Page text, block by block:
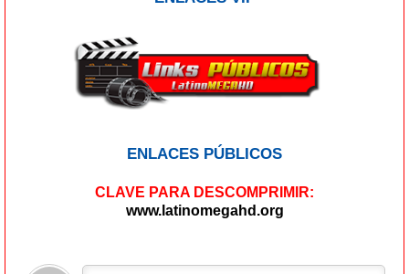
ENLACES PÚBLICOS
CLAVE PARA DESCOMPRIMIR:
www.latinomegahd.org